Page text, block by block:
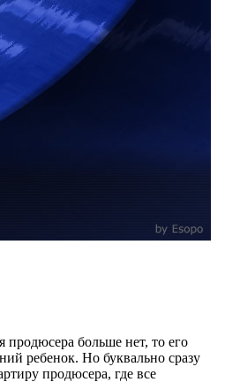
больше нет, то его
ребенок. Но буквально сразу
продюсера, где все